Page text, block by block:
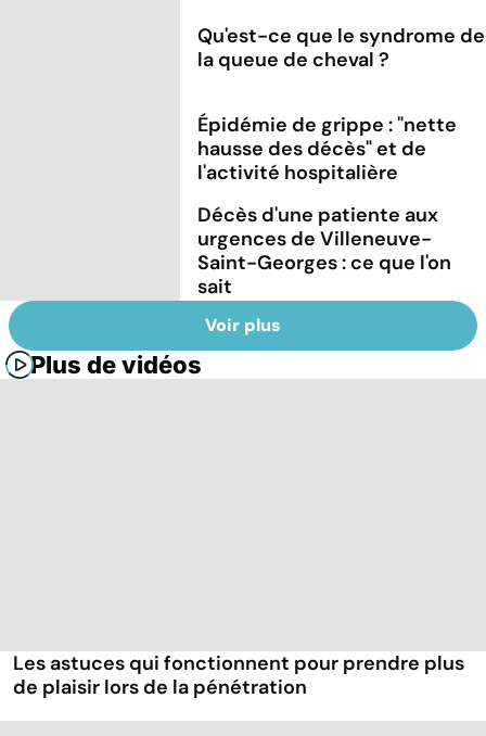
Qu'est-ce que le syndrome de
la queue de cheval ?
Épidémie de grippe : "nette
hausse des décès" et de
l'activité hospitalière
Décès d'une patiente aux
urgences de Villeneuve-
Saint-Georges : ce que l'on
sait
Voir plus
Plus de vidéos
Les astuces qui fonctionnent pour prendre plus
de plaisir lors de la pénétration